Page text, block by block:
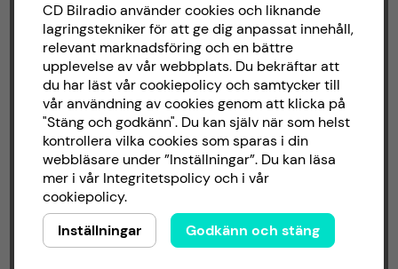
CD Bilradio använder cookies och liknande
lagringstekniker för att ge dig anpassat innehåll,
relevant marknadsföring och en bättre
upplevelse av vår webbplats. Du bekräftar att
du har läst vår cookiepolicy och samtycker till
vår användning av cookies genom att klicka på
"Stäng och godkänn". Du kan själv när som helst
kontrollera vilka cookies som sparas i din
webbläsare under ”Inställningar”. Du kan läsa
mer i vår Integritetspolicyoch i vår
cookiepolicy.
Inställningar
Godkänn och stäng